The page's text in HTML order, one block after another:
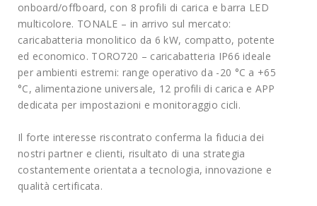
onboard/offboard, con 8 profili di carica e barra LED
multicolore. TONALE – in arrivo sul mercato:
caricabatteria monolitico da 6 kW, compatto, potente
ed economico. TORO720 – caricabatteria IP66 ideale
per ambienti estremi: range operativo da -20 °C a +65
°C, alimentazione universale, 12 profili di carica e APP
dedicata per impostazioni e monitoraggio cicli.
Il forte interesse riscontrato conferma la fiducia dei
nostri partner e clienti, risultato di una strategia
costantemente orientata a tecnologia, innovazione e
qualità certificata.